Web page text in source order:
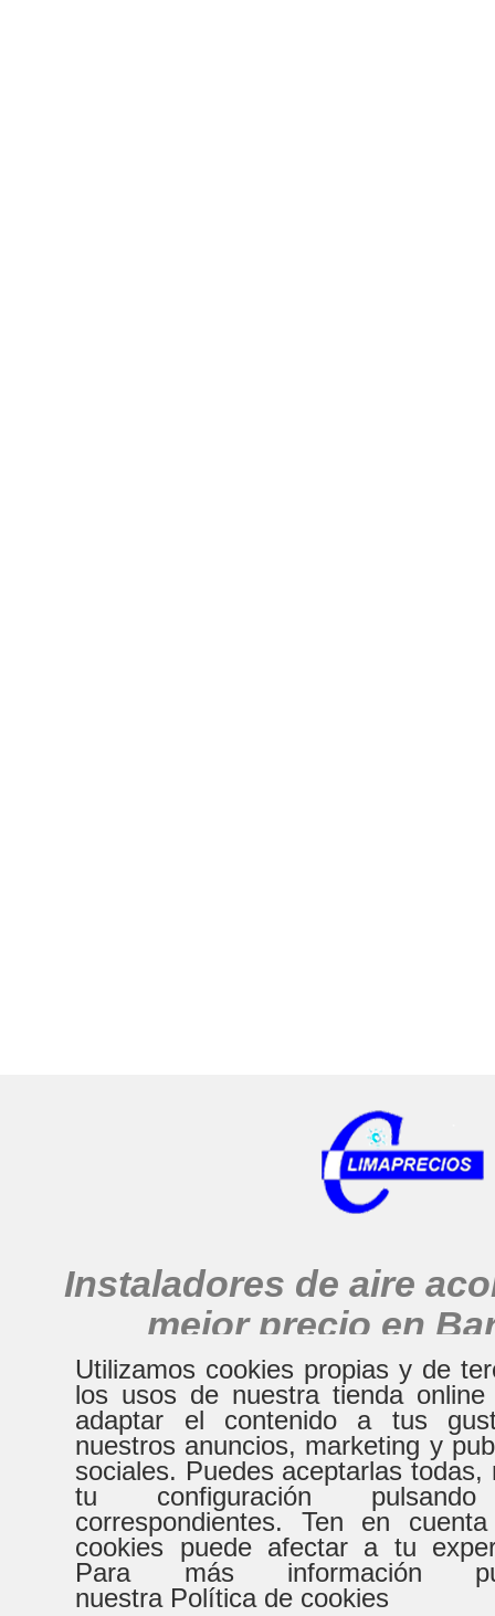
Instaladores de aire
mejor precio en
HORARIO
De Lunes a Virenes
8:30h a 20:30h
9:00h
Utilizamos cookies propias y de
los usos de nuestra tienda
adaptar el contenido a tus
nuestros anuncios, marketing y
sociales. Puedes aceptarlas todas,
tu configuración
correspondientes. Ten en
cookies puede afectar a tu
Para más información
nuestra Política de cookies